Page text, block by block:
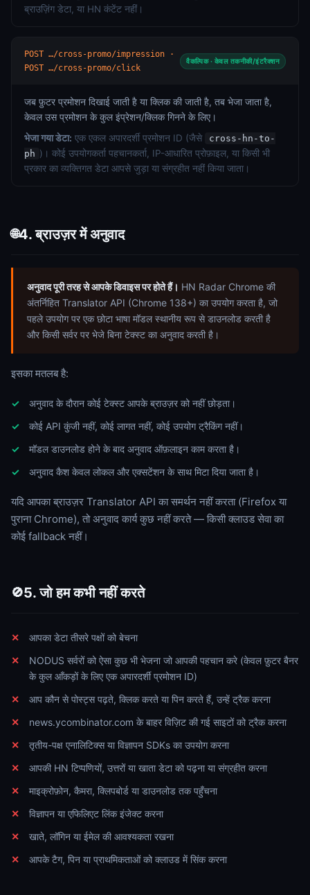
ब्राउज़िंग डेटा, या HN कंटेंट नहीं।
POST …/cross-promo/impression ·
POST …/cross-promo/click
वैकल्पिक · केवल तकनीकी/इंटरैक्शन
जब फ़ुटर प्रमोशन दिखाई जाती है या क्लिक की जाती है, तब भेजा जाता है,
केवल उस प्रमोशन के कुल इंप्रेशन/क्लिक गिनने के लिए।
भेजा गया डेटा: एक एकल अपारदर्शी प्रमोशन ID (जैसे
cross-hn-to-
ph )। कोई उपयोगकर्ता पहचानकर्ता, IP-आधारित प्रोफ़ाइल, या किसी भी
प्रकार का व्यक्तिगत डेटा आपसे जुड़ा या संग्रहीत नहीं किया जाता।
🌐4. ब्राउज़र में अनुवाद
अनुवाद पूरी तरह से आपके डिवाइस पर होते हैं। HN Radar Chrome की
अंतर्निहित Translator API (Chrome 138+) का उपयोग करता है, जो
पहले उपयोग पर एक छोटा भाषा मॉडल स्थानीय रूप से डाउनलोड करती है
और किसी सर्वर पर भेजे बिना टेक्स्ट का अनुवाद करती है।
इसका मतलब है:
अनुवाद के दौरान कोई टेक्स्ट आपके ब्राउज़र को नहीं छोड़ता।
कोई API कुंजी नहीं, कोई लागत नहीं, कोई उपयोग ट्रैकिंग नहीं।
मॉडल डाउनलोड होने के बाद अनुवाद ऑफ़लाइन काम करता है।
अनुवाद कैश केवल लोकल और एक्सटेंशन के साथ मिटा दिया जाता है।
यदि आपका ब्राउज़र Translator API का समर्थन नहीं करता (Firefox या
पुराना Chrome), तो अनुवाद कार्य कुछ नहीं करते — किसी क्लाउड सेवा का
कोई fallback नहीं।
🚫5. जो हम कभी नहीं करते
आपका डेटा तीसरे पक्षों को बेचना
NODUS सर्वरों को ऐसा कुछ भी भेजना जो आपकी पहचान करे (केवल फ़ुटर बैनर
के कुल आँकड़ों के लिए एक अपारदर्शी प्रमोशन ID)
आप कौन से पोस्ट्स पढ़ते, क्लिक करते या पिन करते हैं, उन्हें ट्रैक करना
news.ycombinator.com के बाहर विज़िट की गई साइटों को ट्रैक करना
तृतीय-पक्ष एनालिटिक्स या विज्ञापन SDKs का उपयोग करना
आपकी HN टिप्पणियों, उत्तरों या खाता डेटा को पढ़ना या संग्रहीत करना
माइक्रोफ़ोन, कैमरा, क्लिपबोर्ड या डाउनलोड तक पहुँचना
विज्ञापन या एफिलिएट लिंक इंजेक्ट करना
खाते, लॉगिन या ईमेल की आवश्यकता रखना
आपके टैग, पिन या प्राथमिकताओं को क्लाउड में सिंक करना